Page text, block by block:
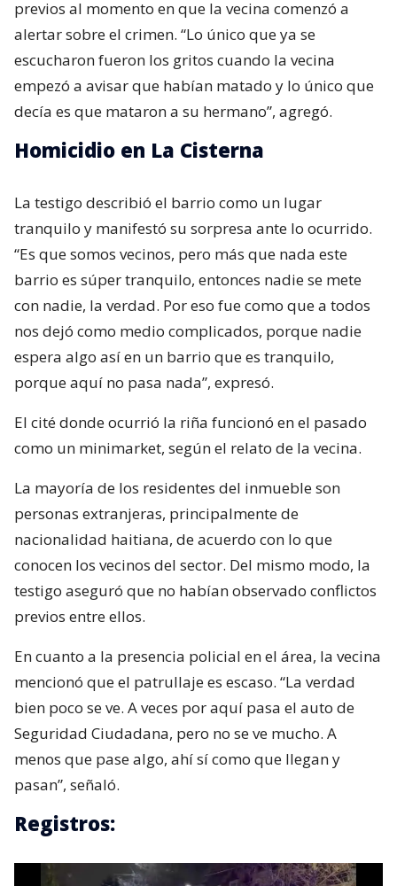
previos al momento en que la vecina comenzó a
alertar sobre el crimen. “Lo único que ya se
escucharon fueron los gritos cuando la vecina
empezó a avisar que habían matado y lo único que
decía es que mataron a su hermano”, agregó.
Homicidio en La Cisterna
La testigo describió el barrio como un lugar
tranquilo y manifestó su sorpresa ante lo ocurrido.
“Es que somos vecinos, pero más que nada este
barrio es súper tranquilo, entonces nadie se mete
con nadie, la verdad. Por eso fue como que a todos
nos dejó como medio complicados, porque nadie
espera algo así en un barrio que es tranquilo,
porque aquí no pasa nada”, expresó.
El cité donde ocurrió la riña funcionó en el pasado
como un minimarket, según el relato de la vecina.
La mayoría de los residentes del inmueble son
personas extranjeras, principalmente de
nacionalidad haitiana, de acuerdo con lo que
conocen los vecinos del sector. Del mismo modo, la
testigo aseguró que no habían observado conflictos
previos entre ellos.
En cuanto a la presencia policial en el área, la vecina
mencionó que el patrullaje es escaso. “La verdad
bien poco se ve. A veces por aquí pasa el auto de
Seguridad Ciudadana, pero no se ve mucho. A
menos que pase algo, ahí sí como que llegan y
pasan”, señaló.
Registros: